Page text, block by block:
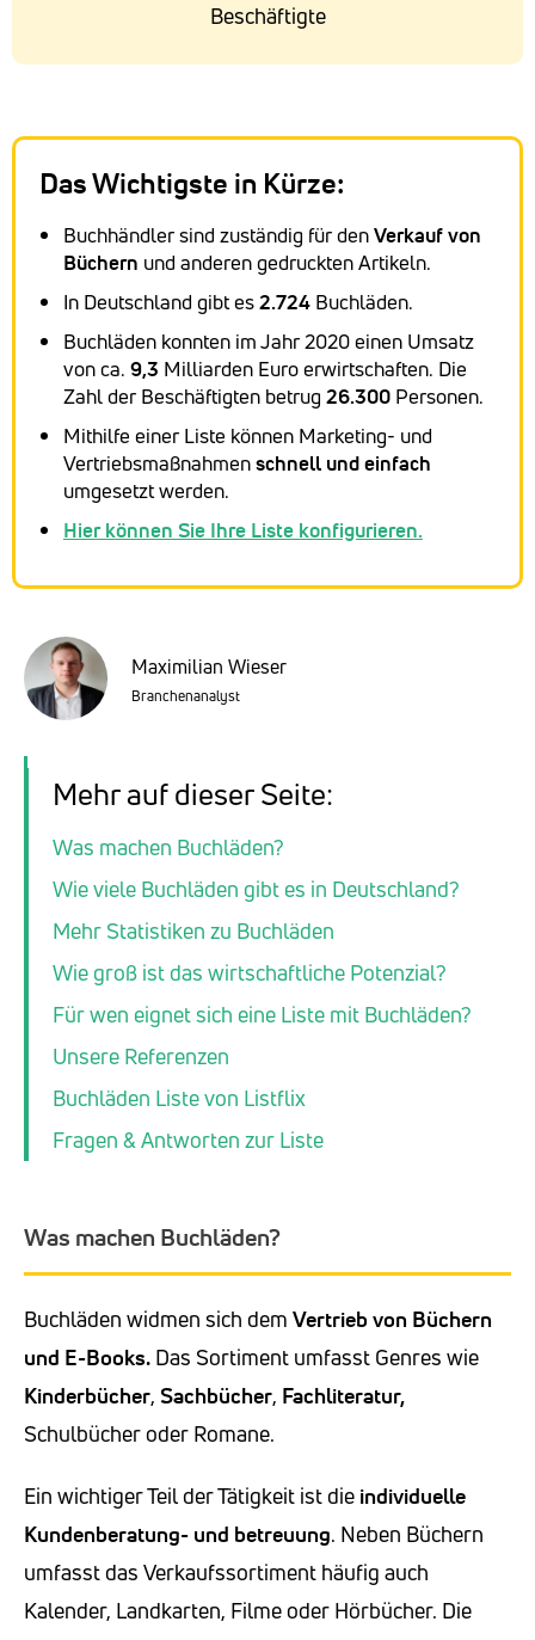
Beschäftigte
Das Wichtigste in Kürze:
Buchhändler sind zuständig für denVerkauf von
Büchern und anderen gedruckten Artikeln.
In Deutschland gibt es2.724 Buchläden.
Buchläden konnten im Jahr 2020 einen Umsatz
von ca. 9,3 Milliarden Euro erwirtschaften. Die
Zahl der Beschäftigten betrug 26.300 Personen.
Mithilfe einer Liste können Marketing- und
Vertriebsmaßnahmenschnell und einfach
umgesetzt werden.
Hier können Sie Ihre Liste konfigurieren.
Maximilian Wieser
Branchenanalyst
Mehr auf dieser Seite:
Was machen Buchläden?
Wie viele Buchläden gibt es in Deutschland?
Mehr Statistiken zu Buchläden
Wie groß ist das wirtschaftliche Potenzial?
Für wen eignet sich eine Liste mit Buchläden?
Unsere Referenzen
Buchläden Liste von Listflix
Fragen & Antworten zur Liste
Was machen Buchläden?
Buchläden widmen sich dem Vertrieb von Büchern
und E-Books. Das Sortiment umfasst Genres wie
Kinderbücher, Sachbücher, Fachliteratur,
Schulbücher oder Romane.
Ein wichtiger Teil der Tätigkeit ist die individuelle
Kundenberatung- und betreuung. Neben Büchern
umfasst das Verkaufssortiment häufig auch
Kalender, Landkarten, Filme oder Hörbücher. Die